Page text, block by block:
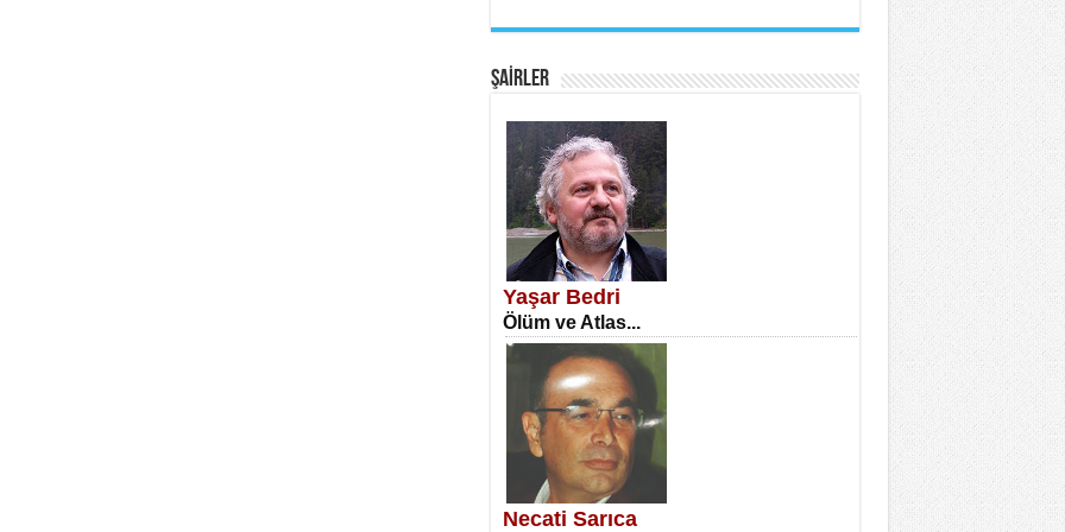
SATILMIŞ ÜMİT ÇETİNKAYA
Erkenlik...
NECLA DİLEK ARSLAN
Öğretmenler Günü Mahkemesi...
ŞAİRLER
Yaşar Bedri
Ölüm ve Atlas...
Necati Sarıca